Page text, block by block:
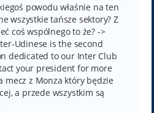
powodu właśnie na ten
wszystkie tańsze sektory? Z
coś wspólnego to że? ->
Udinese is the second
dedicated to our Inter Club
your president for more
mecz z Monza który będzie
a przede wszystkim są